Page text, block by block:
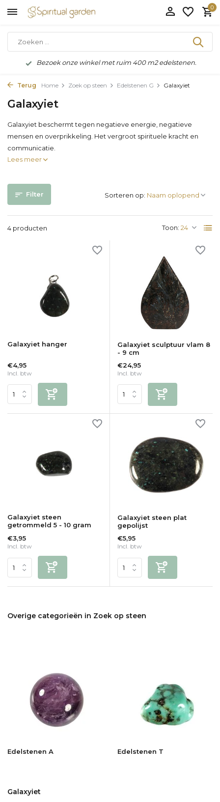
0
Bezoek onze winkel met ruim 400 m2 edelstenen.
Terug Home Zoek op steen Edelstenen G Galaxyiet
Galaxyiet
Galaxyiet beschermt tegen negatieve energie, negatieve
mensen en overprikkeling. Het vergroot spirituele kracht en
communicatie.
Lees meer
Filter
4 producten Toon:
Sorteren op:
Galaxyiet hanger
€4,95
Incl. btw
Galaxyiet sculptuur vlam 8
- 9 cm
€24,95
Incl. btw
Galaxyiet steen
getrommeld 5 - 10 gram
€3,95
Incl. btw
Galaxyiet steen plat
gepolijst
€5,95
Incl. btw
Overige categorieën in Zoek op steen
Edelstenen A Edelstenen T
Galaxyiet